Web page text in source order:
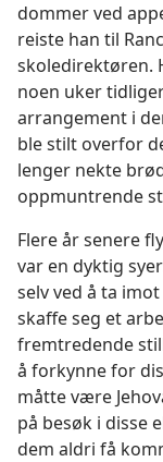
dommer ved
reiste han til
skoledirektøren.
noen uker
arrangement i
ble stilt overfor
lenger nekte
oppmuntrende
Flere år senere
var en dyktig
selv ved å ta
skaffe seg et
fremtredende
å forkynne for
måtte være
på besøk i disse
dem aldri få